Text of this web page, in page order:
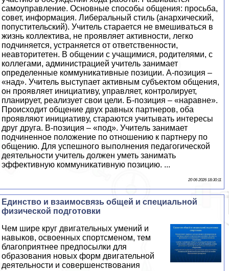
самоуправление. Основные способы общения: просьба,
совет, информация. Либеральный стиль (анархический,
попустительский). Учитель старается не вмешиваться в
жизнь коллектива, не проявляет активности, легко
подчиняется, устраняется от ответственности,
неавторитетен. В общении с учащимися, родителями, с
коллегами, администрацией учитель занимает
определенные коммуникативные позиции. А-позиция –
«над». Учитель выступает активным субъектом общения,
он проявляет инициативу, управляет, контролирует,
планирует, реализует свои цели. Б-позиция – «наравне».
Происходит общение двух равных партнеров, оба
проявляют инициативу, стараются учитывать интересы
друг друга. В-позиция – «под». Учитель занимает
подчиненное положение по отношению к партнеру по
общению. Для успешного выполнения педагогической
деятельности учитель должен уметь занимать
эффективную коммуникативную позицию. ...
20 06 2026 18:30:11
Единство и взаимосвязь общей и специальной
физической подготовки
Чем шире круг двигательных умений и
навыков, освоенных спортсменом, тем
благоприятнее предпосылки для
образования новых форм двигательной
деятельности и совершенствования